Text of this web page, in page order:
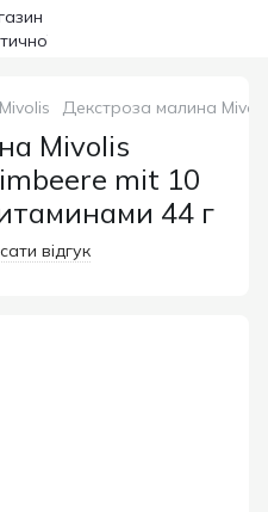
Декстроза малина
Mivolis
mit 10
44 г
відгук